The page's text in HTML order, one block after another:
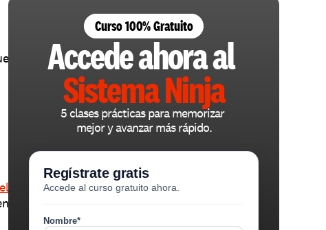
Curso 100% Gratuito
Accede ahora al
Sistema Ninja
5 clases prácticas para memorizar
mejor y avanzar más rápido.
Regístrate gratis
Accede al curso gratuito ahora.
Nombre*